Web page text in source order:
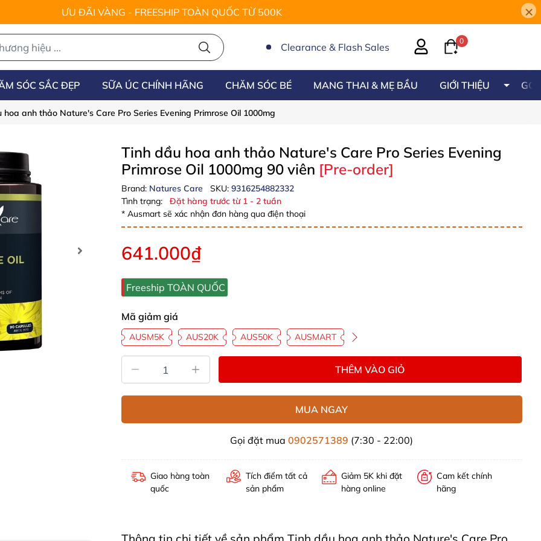
ƯU ĐÃI VÀNG - FREESHIP TOÀN QUỐC TỪ 500K ×
Clearance & Flash Sales
0
SÓC SẮC ĐẸP SỮA ÚC CHÍNH HÃNG CHĂM SÓC BÉ MANG THAI & MẸ BẦU GIỚI THIỆU
hoa anh thảo Nature's Care Pro Series Evening Primrose Oil 1000mg
Tinh dầu hoa anh thảo Nature's Care Pro Series Evening
Primrose Oil 1000mg 90 viên [Pre-order]
Brand: Natures Care SKU: 9316254882332
Tình trạng:
Đặt hàng trước từ 1 - 2 tuần
* Ausmart sẽ xác nhận đơn hàng qua điện thoại
641.000₫
Freeship TOÀN QUỐC
Mã giảm giá
AUSM5K AUS20K AUS50K AUSMART
THÊM VÀO GIỎ
MUA NGAY
Gọi đặt mua0902571389 (7:30 - 22:00)
Giao hàng toàn
quốc
Tích điểm tất cả
sản phẩm
Giảm 5K khi đặt
hàng online
Cam kết chính
hãng